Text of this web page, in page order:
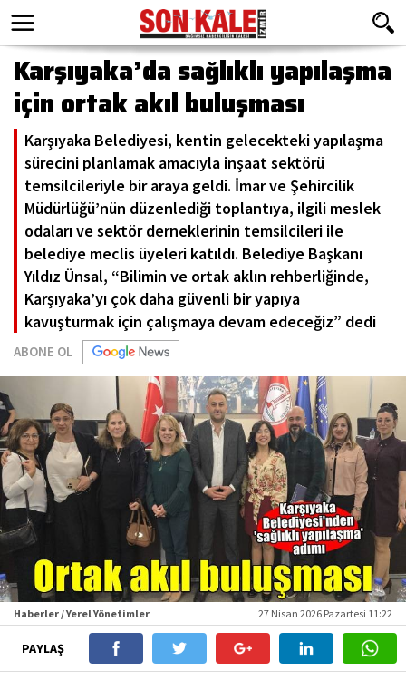
Karşıyaka’da sağlıklı yapılaşma
için ortak akıl buluşması
Karşıyaka Belediyesi, kentin gelecekteki yapılaşma
sürecini planlamak amacıyla inşaat sektörü
temsilcileriyle bir araya geldi. İmar ve Şehircilik
Müdürlüğü’nün düzenlediği toplantıya, ilgili meslek
odaları ve sektör derneklerinin temsilcileri ile
belediye meclis üyeleri katıldı. Belediye Başkanı
Yıldız Ünsal, “Bilimin ve ortak aklın rehberliğinde,
Karşıyaka’yı çok daha güvenli bir yapıya
kavuşturmak için çalışmaya devam edeceğiz” dedi
ABONE OL
Haberler / Yerel Yönetimler 27 Nisan 2026 Pazartesi 11:22
PAYLAŞ